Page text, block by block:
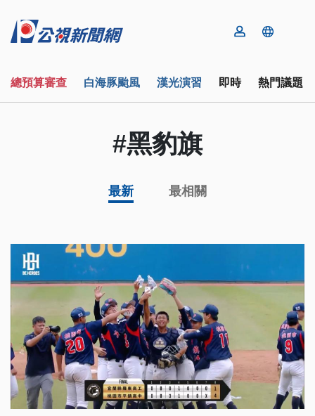
總預算審查 白海豚颱風 漢光演習 即時 熱門議題
#黑豹旗
最新 最相關